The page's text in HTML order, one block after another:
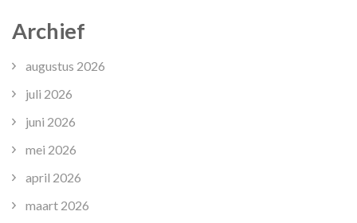
Archief
augustus 2026
juli 2026
juni 2026
mei 2026
april 2026
maart 2026